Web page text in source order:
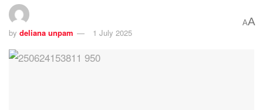
by deliana unpam 1 July 2025
AA